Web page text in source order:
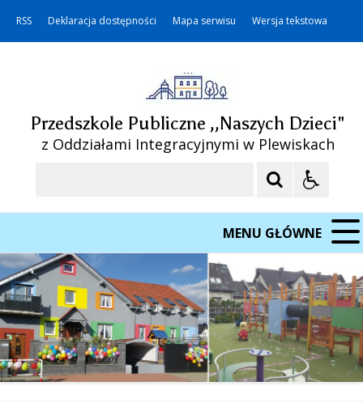
RSS Deklaracja dostępności Mapa serwisu Wersja tekstowa
Przedszkole Publiczne ,,Naszych Dzieci"
z Oddziałami Integracyjnymi w Plewiskach
MENU GŁÓWNE